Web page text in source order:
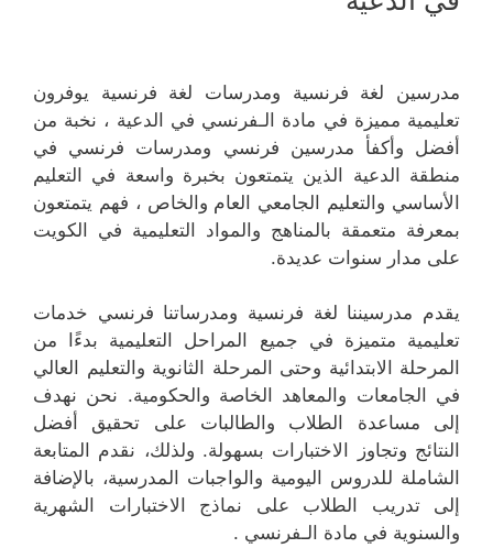
مدرسين لغة فرنسية ومدرسات لغة فرنسية يوفرون
تعليمية مميزة في مادة الـفرنسي في الدعية ، نخبة من
أفضل وأكفأ مدرسين فرنسي ومدرسات فرنسي في
منطقة الدعية الذين يتمتعون بخبرة واسعة في التعليم
الأساسي والتعليم الجامعي العام والخاص ، فهم يتمتعون
بمعرفة متعمقة بالمناهج والمواد التعليمية في الكويت
على مدار سنوات عديدة.
يقدم مدرسيننا لغة فرنسية ومدرساتنا فرنسي خدمات
تعليمية متميزة في جميع المراحل التعليمية بدءًا من
المرحلة الابتدائية وحتى المرحلة الثانوية والتعليم العالي
في الجامعات والمعاهد الخاصة والحكومية. نحن نهدف
إلى مساعدة الطلاب والطالبات على تحقيق أفضل
النتائج وتجاوز الاختبارات بسهولة. ولذلك، نقدم المتابعة
الشاملة للدروس اليومية والواجبات المدرسية، بالإضافة
إلى تدريب الطلاب على نماذج الاختبارات الشهرية
والسنوية في مادة الـفرنسي .